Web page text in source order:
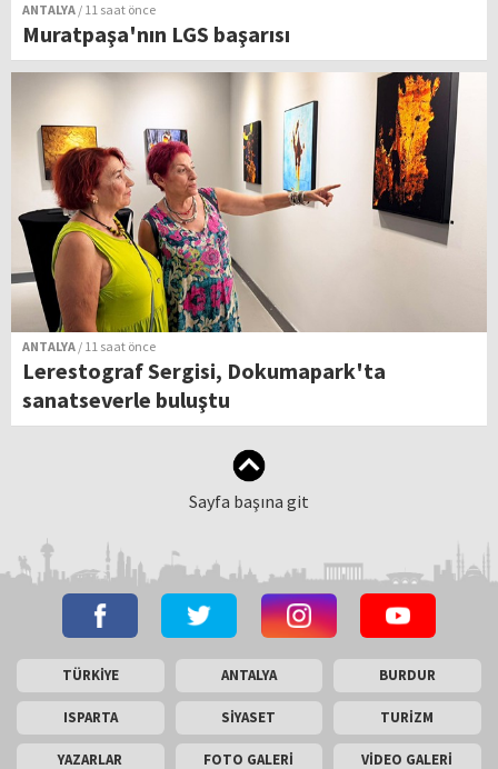
ANTALYA / 11 saat önce
Muratpaşa'nın LGS başarısı
ANTALYA / 11 saat önce
Lerestograf Sergisi, Dokumapark'ta
sanatseverle buluştu
Sayfa başına git
TÜRKİYE ANTALYA BURDUR
ISPARTA SİYASET TURİZM
YAZARLAR FOTO GALERİ VİDEO GALERİ